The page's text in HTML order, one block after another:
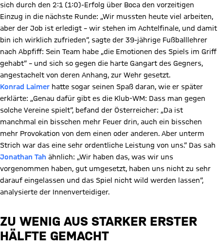
sich durch den 2:1 (1:0)-Erfolg über Boca den vorzeitigen
Einzug in die nächste Runde: „Wir mussten heute viel arbeiten,
aber der Job ist erledigt – wir stehen im Achtelfinale, und damit
bin ich wirklich zufrieden“, sagte der 39-jährige Fußballlehrer
nach Abpfiff: Sein Team habe „die Emotionen des Spiels im Griff
gehabt“ – und sich so gegen die harte Gangart des Gegners,
angestachelt von deren Anhang, zur Wehr gesetzt.
Konrad Laimer hatte sogar seinen Spaß daran, wie er später
erklärte: „Genau dafür gibt es die Klub-WM: Dass man gegen
solche Vereine spielt“, befand der Österreicher: „Da ist
manchmal ein bisschen mehr Feuer drin, auch ein bisschen
mehr Provokation von dem einen oder anderen. Aber unterm
Strich war das eine sehr ordentliche Leistung von uns.“ Das sah
Jonathan Tah ähnlich: „Wir haben das, was wir uns
vorgenommen haben, gut umgesetzt, haben uns nicht zu sehr
darauf eingelassen und das Spiel nicht wild werden lassen“,
analysierte der Innenverteidiger.
ZU WENIG AUS STARKER ERSTER
HÄLFTE GEMACHT